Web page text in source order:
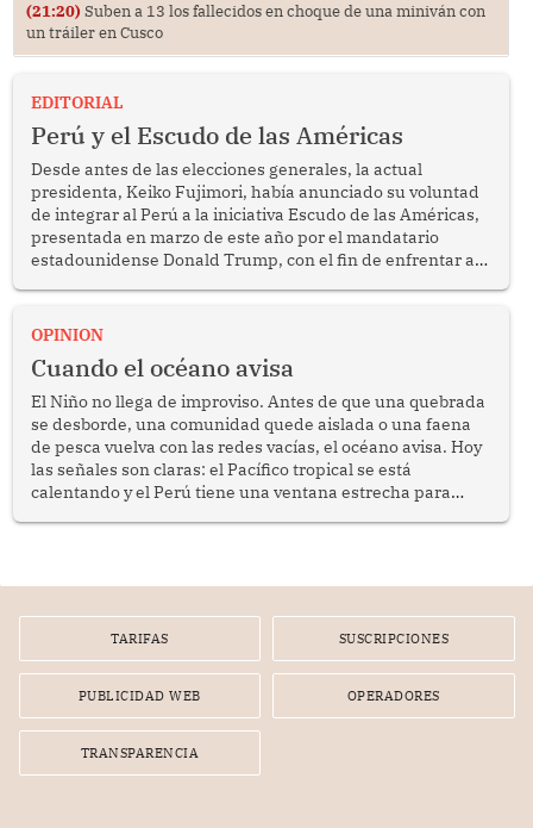
(21:20) Suben a 13 los fallecidos en choque de una miniván con
un tráiler en Cusco
EDITORIAL
Perú y el Escudo de las Américas
Desde antes de las elecciones generales, la actual
presidenta, Keiko Fujimori, había anunciado su voluntad
de integrar al Perú a la iniciativa Escudo de las Américas,
presentada en marzo de este año por el mandatario
estadounidense Donald Trump, con el fin de enfrentar al
OPINION
Cuando el océano avisa
El Niño no llega de improviso. Antes de que una quebrada
se desborde, una comunidad quede aislada o una faena
de pesca vuelva con las redes vacías, el océano avisa. Hoy
las señales son claras: el Pacífico tropical se está
calentando y el Perú tiene una ventana estrecha para
TARIFAS SUSCRIPCIONES
PUBLICIDAD WEB OPERADORES
TRANSPARENCIA